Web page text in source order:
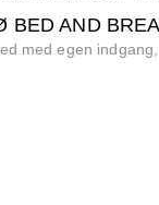
BED AND
med egen indgang,